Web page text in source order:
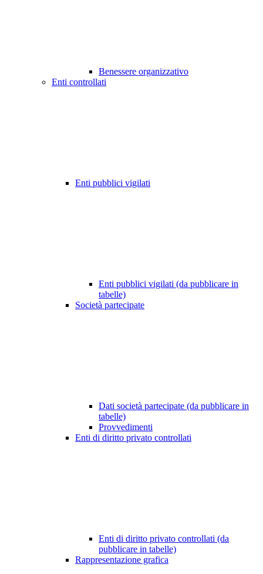
Benessere organizzativo
Enti controllati
Enti pubblici vigilati
Enti pubblici vigilati (da pubblicare in
tabelle)
Società partecipate
Dati società partecipate (da pubblicare in
tabelle)
Provvedimenti
Enti di diritto privato controllati
Enti di diritto privato controllati (da
pubblicare in tabelle)
Rappresentazione grafica